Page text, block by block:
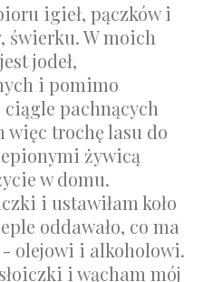
igieł, pączków i
świerku. W moich
jodeł,
i pomimo
pachnących
więc trochę lasu do
żywicą
w domu.
i ustawiłam koło
oddawało, co ma
olejowi i alkoholowi.
i wącham mój